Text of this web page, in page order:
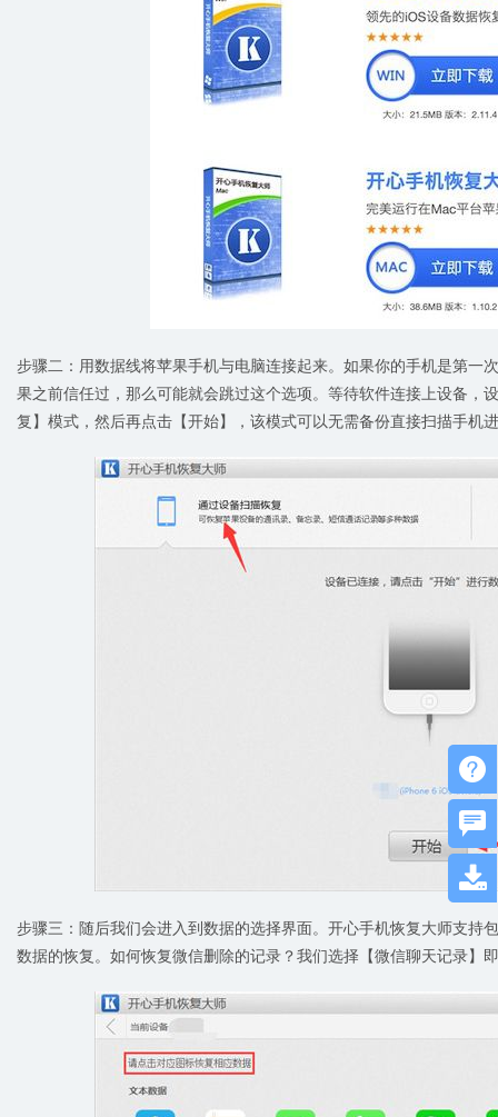
步骤二：用数据线将苹果手机与电脑连接起来。如果你的手机是第一
果之前信任过，那么可能就会跳过这个选项。等待软件连接上设备，
复】模式，然后再点击【开始】，该模式可以无需备份直接扫描手机
步骤三：随后我们会进入到数据的选择界面。开心手机恢复大师支持
数据的恢复。如何恢复微信删除的记录？我们选择【微信聊天记录】


